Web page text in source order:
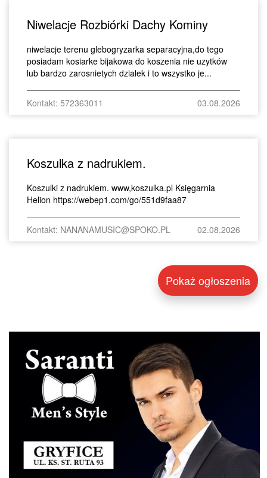
Niwelacje Rozbiórki Dachy Kominy
niwelacje terenu glebogryzarka separacyjna,do tego
posiadam kosiarke bijakowa do koszenia nie uzytków
lub bardzo zarosnietych dzialek i to wszystko je...
Kontakt: 572363011 03.08.2026
Koszulka z nadrukiem.
Koszulki z nadrukiem. www,koszulka.pl Księgarnia
Helion https://webep1.com/go/551d9faa87
Kontakt: NANANAMUSIC@SPOKO.PL 02.08.2026
Pokaż ogłoszenia